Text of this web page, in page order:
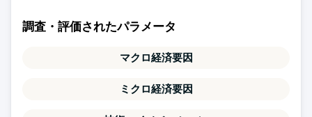
調査・評価されたパラメータ
マクロ経済要因
ミクロ経済要因